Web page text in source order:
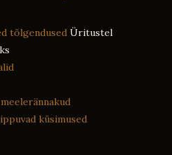
tõlgendused Üritustel
meelerännakud
küsimused